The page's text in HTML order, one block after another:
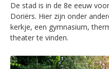
De stad is in de 8e eeuw
Doriërs. Hier zijn onder
kerkje, een gymnasium,
theater te vinden.